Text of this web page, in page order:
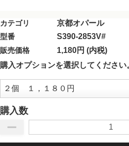
カテゴリ
京都オパール
型番
S390-2853V#
販売価格
1,180円 (内税)
購入オプションを選択してください
購入数